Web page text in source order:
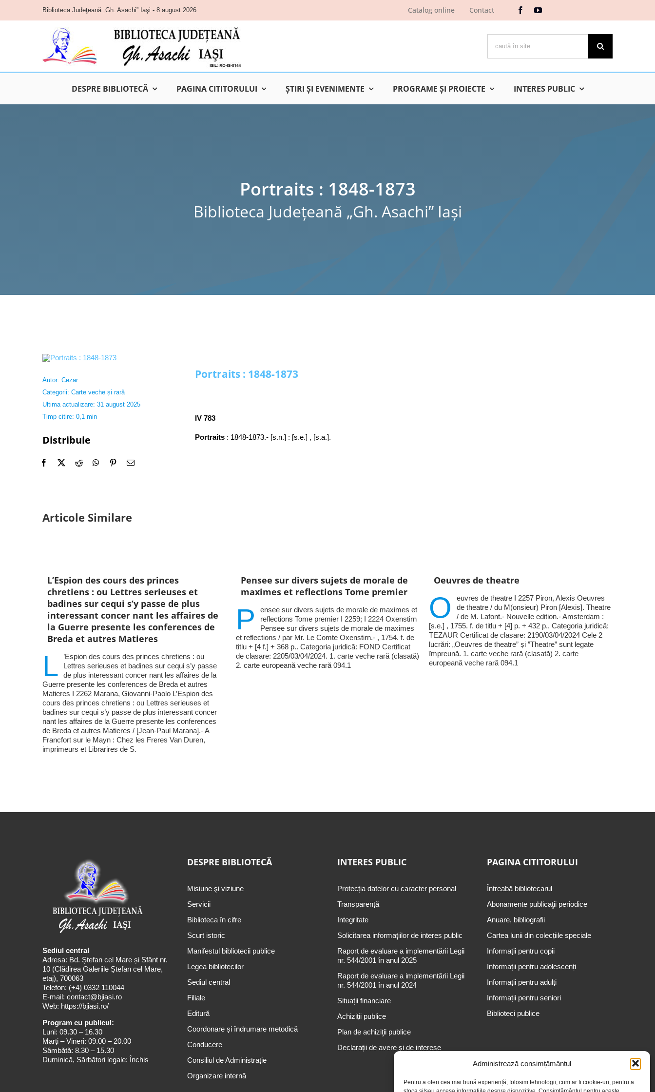
Administrează consimțământul
Pentru a oferi cea mai bună experiență, folosim tehnologii, cum ar fi cookie-uri, pentru a
content
Biblioteca Judeţeană „Gh. Asachi” Iaşi - 8 august 2026 Catalog online Contact
DESPRE BIBLIOTECĂ PAGINA CITITORULUI ŞTIRI ŞI EVENIMENTE PROGRAME ŞI PROIECTE INTERES PUBLIC
Portraits : 1848-1873
Biblioteca Judeţeană „Gh. Asachi” Iaşi
Autor: Cezar
Categorii: Carte veche și rară
Ultima actualizare: 31 august 2025
Timp citire: 0,1 min
Distribuie
Portraits : 1848-1873
IV 783
Portraits : 1848-1873.- [s.n.] : [s.e.] , [s.a.].
Articole Similare
L’Espion des cours des princes
chretiens : ou Lettres serieuses et
badines sur cequi s’y passe de plus
interessant concer nant les affaires de
la Guerre presente les conferences de
Breda et autres Matieres
L
’Espion des cours des princes chretiens : ou
Lettres serieuses et badines sur cequi s’y passe
de plus interessant concer nant les affaires de la
Guerre presente les conferences de Breda et autres
Matieres I 2262 Marana, Giovanni-Paolo L’Espion des
cours des princes chretiens : ou Lettres serieuses et
badines sur cequi s’y passe de plus interessant concer
nant les affaires de la Guerre presente les conferences
de Breda et autres Matieres / [Jean-Paul Marana].- A
Francfort sur le Mayn : Chez les Freres Van Duren,
imprimeurs et Librarires de S.
Pensee sur divers sujets de morale de
maximes et reflections Tome premier
P
ensee sur divers sujets de morale de maximes et
reflections Tome premier I 2259; I 2224 Oxenstirn
Pensee sur divers sujets de morale de maximes
et reflections / par Mr. Le Comte Oxenstirn.- , 1754. f. de
titlu + [4 f.] + 368 p.. Categoria juridică: FOND Certificat
de clasare: 2205/03/04/2024. 1. carte veche rară (clasată)
2. carte europeană veche rară 094.1
Oeuvres de theatre
O
euvres de theatre I 2257 Piron, Alexis Oeuvres
de theatre / du M(onsieur) Piron [Alexis]. Theatre
/ de M. Lafont.- Nouvelle edition.- Amsterdam :
[s.e.] , 1755. f. de titlu + [4] p. + 432 p.. Categoria juridică:
TEZAUR Certificat de clasare: 2190/03/04/2024 Cele 2
lucrări: „Oeuvres de theatre” și ”Theatre” sunt legate
împreună. 1. carte veche rară (clasată) 2. carte
europeană veche rară 094.1
Sediul central
Adresa: Bd. Ștefan cel Mare și Sfânt nr.
10 (Clădirea Galeriile Ștefan cel Mare,
etaj), 700063
Telefon: (+4) 0332 110044
E-mail: contact@bjiasi.ro
Web: https://bjiasi.ro/
Program cu publicul:
Luni: 09.30 – 16.30
Marți – Vineri: 09.00 – 20.00
Sâmbătă: 8.30 – 15.30
Duminică, Sărbători legale: Închis
DESPRE BIBLIOTECĂ
Misiune şi viziune
Servicii
Biblioteca în cifre
Scurt istoric
Manifestul bibliotecii publice
Legea bibliotecilor
Sediul central
Filiale
Editură
Coordonare și îndrumare metodică
Conducere
Consiliul de Administrație
Organizare internă
INTERES PUBLIC
Protecția datelor cu caracter personal
Transparență
Integritate
Solicitarea informaţiilor de interes public
Raport de evaluare a implementării Legii
nr. 544/2001 în anul 2025
Raport de evaluare a implementării Legii
nr. 544/2001 în anul 2024
Situații financiare
Achiziții publice
Plan de achiziţii publice
Declarații de avere și de interese
PAGINA CITITORULUI
Întreabă bibliotecarul
Abonamente publicaţii periodice
Anuare, bibliografii
Cartea lunii din colecțiile speciale
Informații pentru copii
Informații pentru adolescenți
Informații pentru adulți
Informații pentru seniori
Biblioteci publice